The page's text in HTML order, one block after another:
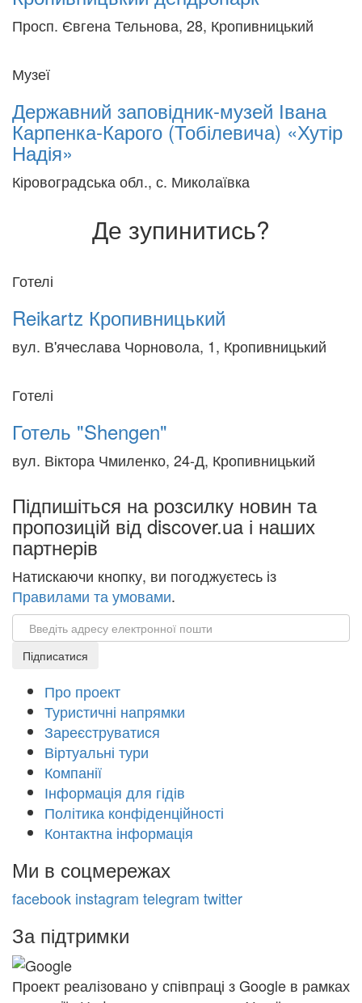
Просп. Євгена Тельнова, 28, Кропивницький
Музеї
Державний заповідник-музей Івана
Карпенка-Карого (Тобілевича) «Хутір
Надія»
Кіровоградська обл., с. Миколаївка
Де зупинитись?
Готелі
Reikartz Кропивницький
вул. В'ячеслава Чорновола, 1, Кропивницький
Готелі
Готель "Shengen"
вул. Віктора Чмиленко, 24-Д, Кропивницький
Підпишіться на розсилку новин та
пропозицій від discover.ua і наших
партнерів
Натискаючи кнопку, ви погоджуєтесь із
Правилами та умовами.
Email
Підписатися
Про проект
Туристичні напрямки
Зареєструватися
Віртуальні тури
Компанії
Інформація для гідів
Політика конфіденційності
Контактна інформація
Ми в соцмережах
facebook instagram telegram twitter
За підтримки
Проект реалізовано у співпраці з Google в рамках